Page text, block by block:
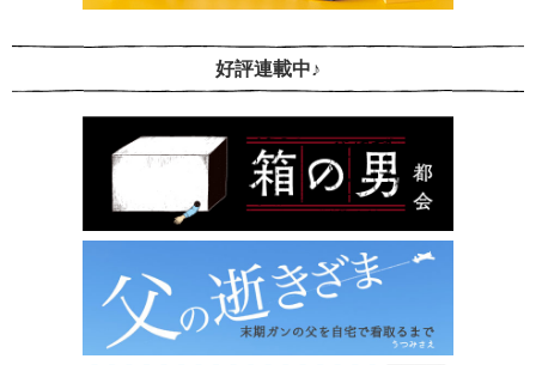
好評連載中♪